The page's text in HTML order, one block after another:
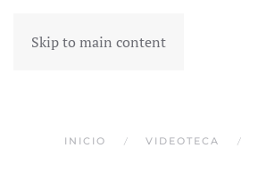
Skip to main content
INICIO VIDEOTECA